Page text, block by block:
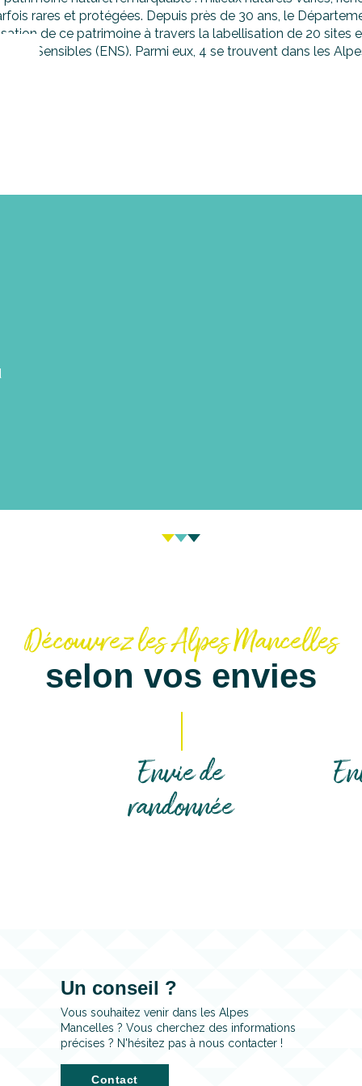
rares et protégées. Depuis près de 30 ans, le
de ce patrimoine à travers la labellisation de 20 sites
Sensibles (ENS). Parmi eux, 4 se trouvent dans les
Découvrez les Alpes Mancelles
selon vos envies
Envie de
randonnée
Un conseil ?
Vous souhaitez venir dans les Alpes
Mancelles ? Vous cherchez des informations
précises ? N'hésitez pas à nous contacter !
Contact